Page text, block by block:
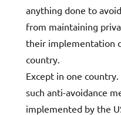
anything done to
from maintaining
their implementation
country.
Except in one
such anti-avoidance
implemented by the